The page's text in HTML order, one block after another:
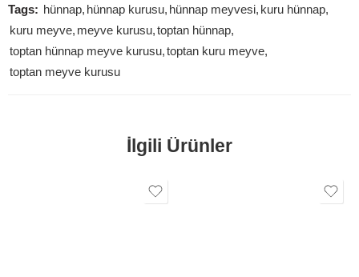
Tags: hünnap, hünnap kurusu, hünnap meyvesi, kuru hünnap,
kuru meyve, meyve kurusu,toptan hünnap,
toptan hünnap meyve kurusu,toptan kuru meyve,
toptan meyve kurusu
İlgili Ürünler